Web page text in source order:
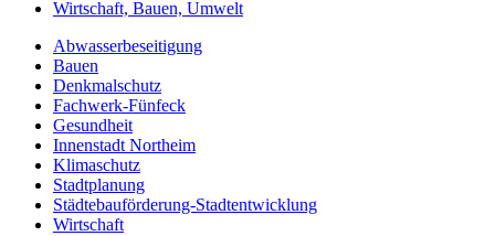
Wirtschaft, Bauen, Umwelt
Abwasserbeseitigung
Bauen
Denkmalschutz
Fachwerk-Fünfeck
Gesundheit
Innenstadt Northeim
Klimaschutz
Stadtplanung
Städtebauförderung-Stadtentwicklung
Wirtschaft